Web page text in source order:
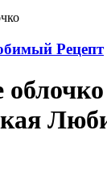
Рецепт